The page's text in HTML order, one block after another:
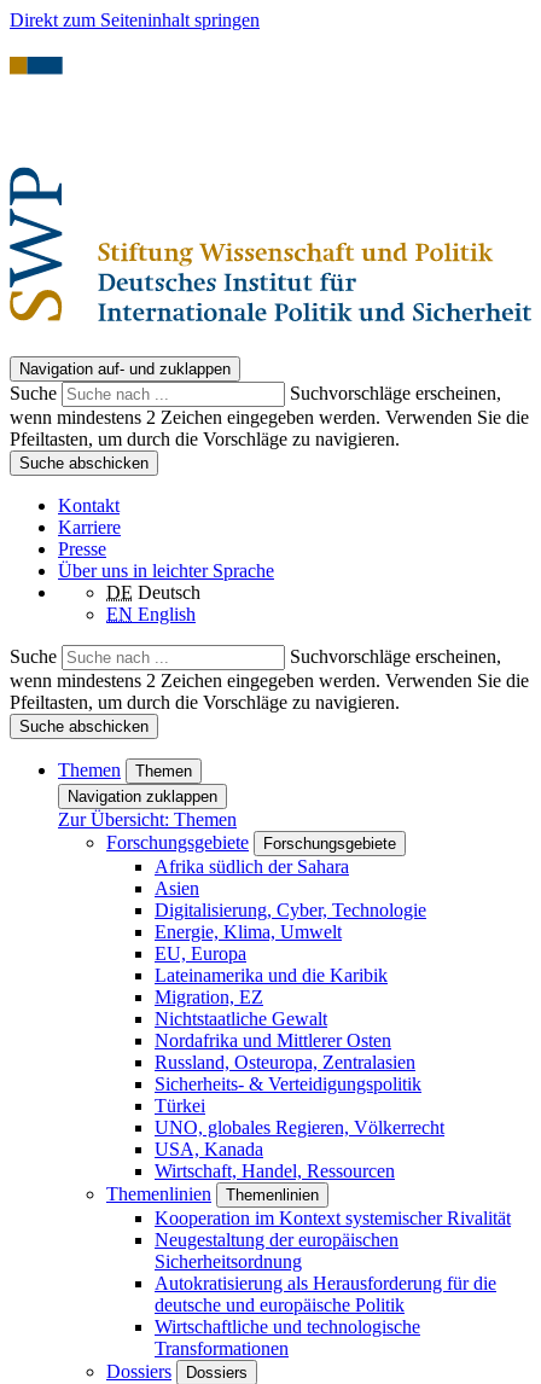
Direkt zum Seiteninhalt springen
Navigation auf- und zuklappen
Suche
Suchvorschläge erscheinen,
wenn mindestens 2 Zeichen eingegeben werden. Verwenden Sie die
Pfeiltasten, um durch die Vorschläge zu navigieren.
Suche abschicken
Kontakt
Karriere
Presse
Über uns in leichter Sprache
DE Deutsch
EN English
Suche
Suchvorschläge erscheinen,
wenn mindestens 2 Zeichen eingegeben werden. Verwenden Sie die
Pfeiltasten, um durch die Vorschläge zu navigieren.
Suche abschicken
Themen
Themen
Navigation zuklappen
Zur Übersicht: Themen
Forschungsgebiete
Forschungsgebiete
Afrika südlich der Sahara
Asien
Digitalisierung, Cyber, Technologie
Energie, Klima, Umwelt
EU, Europa
Lateinamerika und die Karibik
Migration, EZ
Nichtstaatliche Gewalt
Nordafrika und Mittlerer Osten
Russland, Osteuropa, Zentralasien
Sicherheits- & Verteidigungspolitik
Türkei
UNO, globales Regieren, Völkerrecht
USA, Kanada
Wirtschaft, Handel, Ressourcen
Themenlinien
Themenlinien
Kooperation im Kontext systemischer Rivalität
Neugestaltung der europäischen
Sicherheitsordnung
Autokratisierung als Herausforderung für die
deutsche und europäische Politik
Wirtschaftliche und technologische
Transformationen
Dossiers
Dossiers